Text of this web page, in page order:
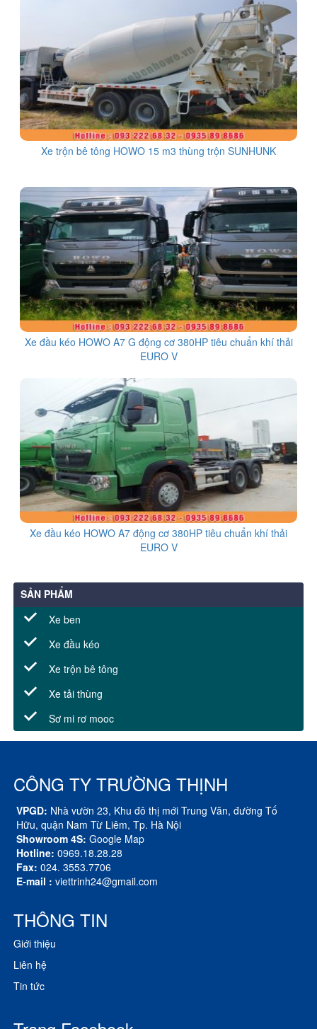
Xe trộn bê tông HOWO 15 m3 thùng trộn SUNHUNK
Xe đầu kéo HOWO A7 G động cơ 380HP tiêu chuẩn khí thải
EURO V
Xe đầu kéo HOWO A7 động cơ 380HP tiêu chuẩn khí thải
EURO V
SẢN PHẨM
Xe ben
Xe đầu kéo
Xe trộn bê tông
Xe tải thùng
Sơ mi rơ mooc
CÔNG TY TRƯỜNG THỊNH
VPGD: Nhà vườn 23, Khu đô thị mới Trung Văn, đường Tố
Hữu, quận Nam Từ Liêm, Tp. Hà Nội
Showroom 4S: Google Map
Hotline: 0969.18.28.28
Fax: 024. 3553.7706
E-mail : viettrinh24@gmail.com
THÔNG TIN
Giới thiệu
Liên hệ
Tin tức